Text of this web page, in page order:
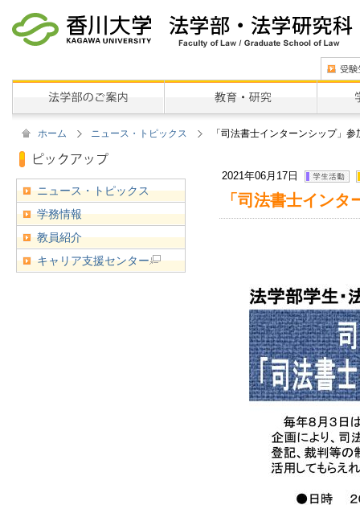
ホーム ニュース・トピックス 「司法書士インターンシップ」
2021年06月17日
「司法書士イン
ニュース・トピックス
学務情報
教員紹介
キャリア支援センター